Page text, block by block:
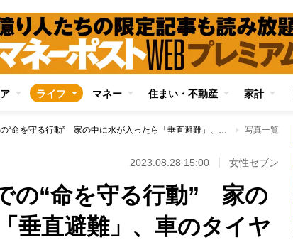
ライフ マネー 住まい・不動産 家計
台風、大雨、暴風での“命を守る行動” 家の中に水が入ったら「垂直避難」、車のタイヤが半分浸水したら降りて逃げる 写真一覧
2023.08.28 15:00 女性セブン
の“命を守る行動” 家の
垂直避難」、車のタイヤ